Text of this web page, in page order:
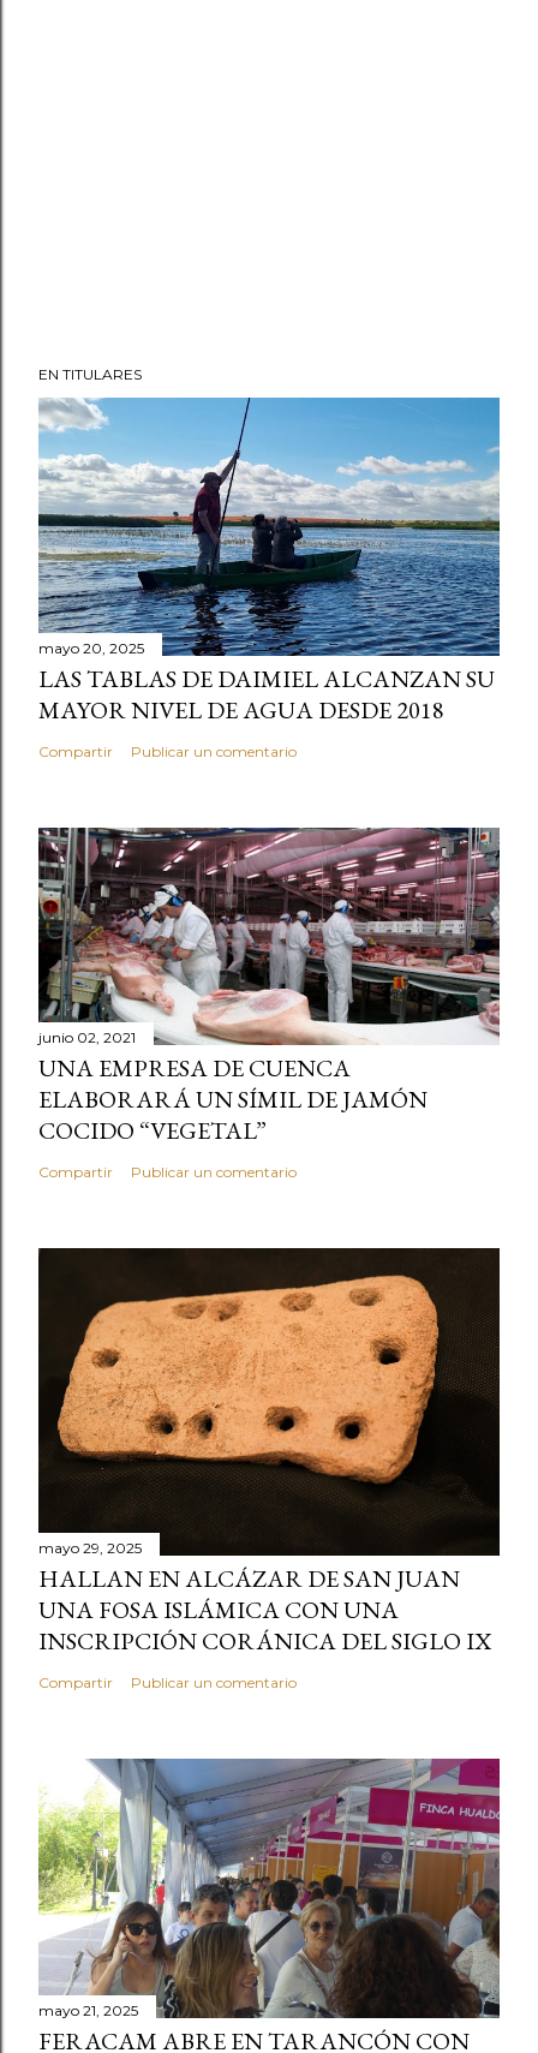
EN TITULARES
mayo 20, 2025
LAS TABLAS DE DAIMIEL ALCANZAN SU
MAYOR NIVEL DE AGUA DESDE 2018
Compartir Publicar un comentario
junio 02, 2021
UNA EMPRESA DE CUENCA
ELABORARÁ UN SÍMIL DE JAMÓN
COCIDO “VEGETAL”
Compartir Publicar un comentario
mayo 29, 2025
HALLAN EN ALCÁZAR DE SAN JUAN
UNA FOSA ISLÁMICA CON UNA
INSCRIPCIÓN CORÁNICA DEL SIGLO IX
Compartir Publicar un comentario
mayo 21, 2025
FERACAM ABRE EN TARANCÓN CON